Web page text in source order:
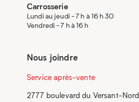
Carrosserie
Lundi au jeudi - 7 h à 16 h 30
Vendredi - 7 h à 16 h
Nous joindre
Service après-vente
2777 boulevard du Versant-Nord